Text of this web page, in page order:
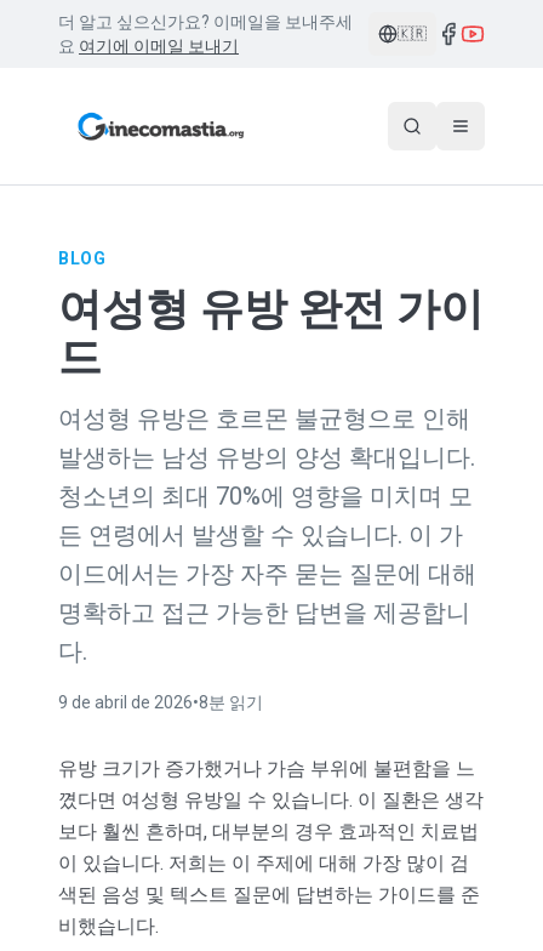
더 알고 싶으신가요? 이메일을 보내주세
요 여기에 이메일 보내기
🇰🇷
BLOG
여성형 유방 완전 가이
드
여성형 유방은 호르몬 불균형으로 인해
발생하는 남성 유방의 양성 확대입니다.
청소년의 최대 70%에 영향을 미치며 모
든 연령에서 발생할 수 있습니다. 이 가
이드에서는 가장 자주 묻는 질문에 대해
명확하고 접근 가능한 답변을 제공합니
다.
9 de abril de 2026•8분 읽기
유방 크기가 증가했거나 가슴 부위에 불편함을 느
꼈다면 여성형 유방일 수 있습니다. 이 질환은 생각
보다 훨씬 흔하며, 대부분의 경우 효과적인 치료법
이 있습니다. 저희는 이 주제에 대해 가장 많이 검
색된 음성 및 텍스트 질문에 답변하는 가이드를 준
비했습니다.